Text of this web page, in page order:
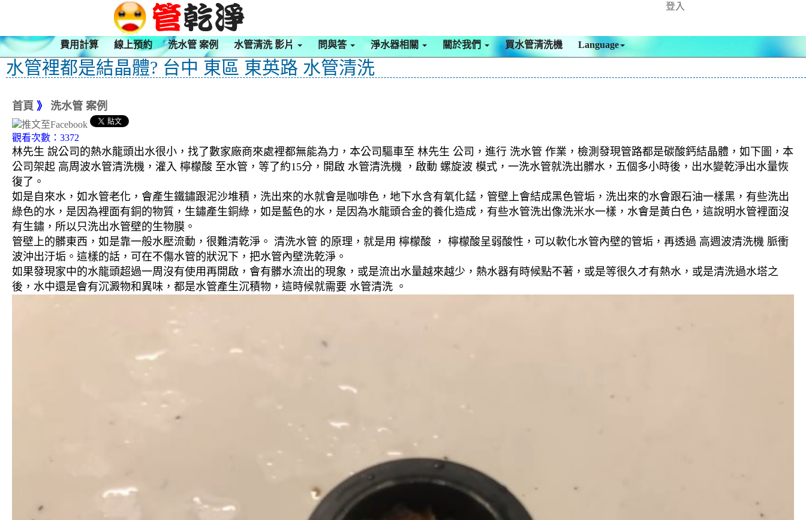
登入
費用計算 線上預約 洗水管 案例 水管清洗 影片 問與答 淨水器相關 關於我們 買水管清洗機 Language
水管裡都是結晶體? 台中 東區 東英路 水管清洗
首頁 》 洗水管 案例
觀看次數：3372
林先生 說公司的熱水龍頭出水很小，找了數家廠商來處裡都無能為力，本公司驅車至 林先生 公司，進行 洗水管 作業，檢測發現管路都是碳酸鈣結晶體，如下圖，本
公司架起 高周波水管清洗機，灌入 檸檬酸 至水管，等了約15分，開啟 水管清洗機 ，啟動 螺旋波 模式，一洗水管就洗出髒水，五個多小時後，出水變乾淨出水量恢
復了。
如是自來水，如水管老化，會產生鐵鏽跟泥沙堆積，洗出來的水就會是咖啡色，地下水含有氧化錳，管壁上會結成黑色管垢，洗出來的水會跟石油一樣黑，有些洗出
綠色的水，是因為裡面有銅的物質，生鏽產生銅綠，如是藍色的水，是因為水龍頭合金的養化造成，有些水管洗出像洗米水一樣，水會是黃白色，這說明水管裡面沒
有生鏽，所以只洗出水管壁的生物膜。
管壁上的髒東西，如是靠一般水壓流動，很難清乾淨。 清洗水管 的原理，就是用 檸檬酸 ， 檸檬酸呈弱酸性，可以軟化水管內壁的管垢，再透過 高週波清洗機 脈衝
波沖出汙垢。這樣的話，可在不傷水管的狀況下，把水管內壁洗乾淨。
如果發現家中的水龍頭超過一周沒有使用再開啟，會有髒水流出的現象，或是流出水量越來越少，熱水器有時候點不著，或是等很久才有熱水，或是清洗過水塔之
後，水中還是會有沉澱物和異味，都是水管產生沉積物，這時候就需要 水管清洗 。